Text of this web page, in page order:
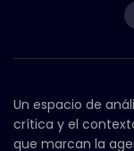
Un espacio de
crítica y el
que marcan la